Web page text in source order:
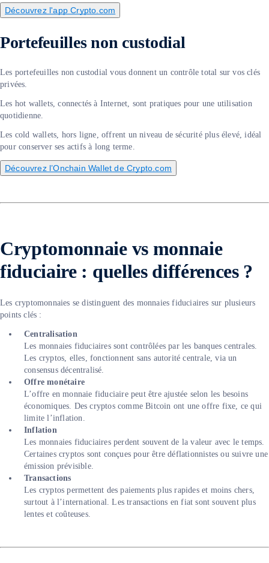
Découvrez l'app Crypto.com
Portefeuilles non custodial
Les portefeuilles non custodial vous donnent un contrôle total sur vos clés
privées.
Les hot wallets, connectés à Internet, sont pratiques pour une utilisation
quotidienne.
Les cold wallets, hors ligne, offrent un niveau de sécurité plus élevé, idéal
pour conserver ses actifs à long terme.
Découvrez l’Onchain Wallet de Crypto.com
Cryptomonnaie vs monnaie
fiduciaire : quelles différences ?
Les cryptomonnaies se distinguent des monnaies fiduciaires sur plusieurs
points clés :
Centralisation
Les monnaies fiduciaires sont contrôlées par les banques centrales.
Les cryptos, elles, fonctionnent sans autorité centrale, via un
consensus décentralisé.
Offre monétaire
L’offre en monnaie fiduciaire peut être ajustée selon les besoins
économiques. Des cryptos comme Bitcoin ont une offre fixe, ce qui
limite l’inflation.
Inflation
Les monnaies fiduciaires perdent souvent de la valeur avec le temps.
Certaines cryptos sont conçues pour être déflationnistes ou suivre une
émission prévisible.
Transactions
Les cryptos permettent des paiements plus rapides et moins chers,
surtout à l’international. Les transactions en fiat sont souvent plus
lentes et coûteuses.